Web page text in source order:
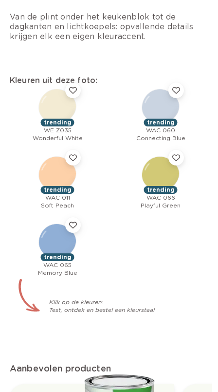
Van de plint onder het keukenblok tot de
dagkanten en lichtkoepels: opvallende details
krijgen elk een eigen kleuraccent.
Kleuren uit deze foto:
trending
WE Z035
Wonderful White
trending
WAC 060
Connecting Blue
trending
WAC 011
Soft Peach
trending
WAC 066
Playful Green
trending
WAC 065
Memory Blue
Klik op de kleuren:
Test, ontdek en bestel een kleurstaal
Aanbevolen producten